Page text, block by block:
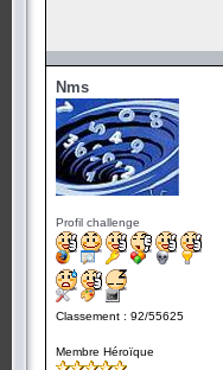
Nms
Profil challenge
Classement : 92/55625
Membre Héroïque